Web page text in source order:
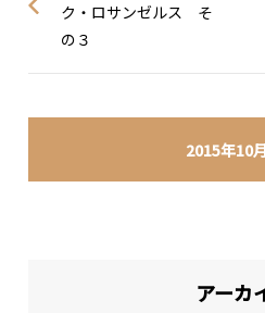
2015年10
ク・ロサンゼルス そ
の３
アーカ